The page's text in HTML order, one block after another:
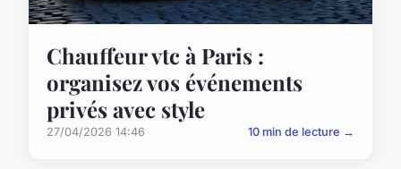
Chauffeur vtc à Paris :
organisez vos événements
privés avec style
27/04/2026 14:46 10 min de lecture →